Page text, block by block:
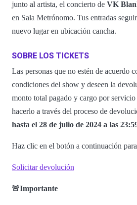
junto al artista, el concierto de VK
en Sala Metrónomo. Tus entradas
nuevo lugar en ubicación cancha.
SOBRE LOS TICKETS
Las personas que no estén de acuerdo
condiciones del show y deseen la
monto total pagado y cargo por
hacerlo a través del proceso de
hasta el 28 de julio de 2024 a las
Haz clic en el botón a continuación
Solicitar devolución
🚨Importante